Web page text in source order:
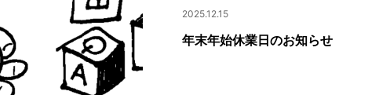
2025.12.15
年末年始休業日のお知らせ